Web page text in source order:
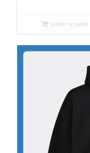
Ajouter au panier